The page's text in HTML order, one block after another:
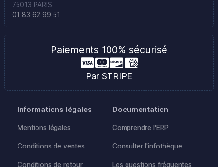
75013 PARIS
01 83 62 99 51
Paiements 100% sécurisé
Par STRIPE
Informations légales
Mentions légales
Conditions de ventes
Conditions de retour
Documentation
Comprendre l'ERP
Consulter l'infothèque
Les questions fréquentes